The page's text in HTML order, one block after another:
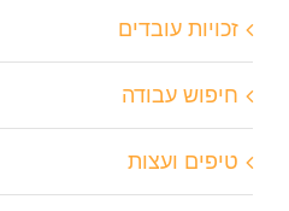
זכויות עובדים
חיפוש עבודה
טיפים ועצות